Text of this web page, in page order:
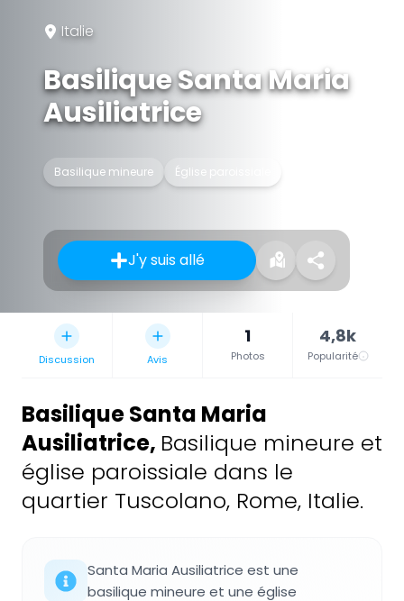
Italie
Basilique Santa Maria
Ausiliatrice
Basilique mineure Église paroissiale
J'y suis allé
Discussion Avis
1
Photos
4,8k
Popularité
Basilique Santa Maria
Ausiliatrice, Basilique mineure et
église paroissiale dans le
quartier Tuscolano, Rome, Italie.
Santa Maria Ausiliatrice est une
basilique mineure et une église